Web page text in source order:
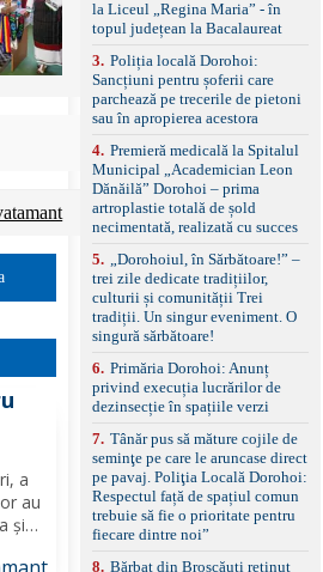
a
au
și
panoramică, geamuri
spate fumurii Carlig de
remorcare Bonus: -
Covorașe textile montate
pe mașină. -Ofer și un
set de covorașe din
împreună cu un set de
anvelope de iarnă.
la Liceul „Regina Maria” - în
topul județean la Bacalaureat
3. Poliția locală Dorohoi:
Sancțiuni pentru șoferii care
parchează pe trecerile de pietoni
sau în apropierea acestora
4. Premieră medicală la Spitalul
Municipal „Academician Leon
Dănăilă” Dorohoi – prima
artroplastie totală de șold
necimentată, realizată cu succes
5.
„Dorohoiul, în Sărbătoare!” –
trei zile dedicate tradițiilor,
culturii și comunității Trei
tradiții. Un singur eveniment. O
singură sărbătoare!
6. Primăria Dorohoi: Anunț
privind execuția lucrărilor de
dezinsecție în spațiile verzi
7. Tânăr pus să măture cojile de
seminţe pe care le aruncase direct
pe pavaj. Poliţia Locală Dorohoi:
Respectul față de spațiul comun
trebuie să fie o prioritate pentru
fiecare dintre noi”
8. Bărbat din Broscăuți reținut